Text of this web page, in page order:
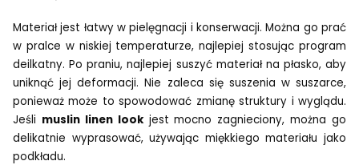
Materiał jest łatwy w pielęgnacji i konserwacji. Można go prać
w pralce w niskiej temperaturze, najlepiej stosując program
deilkatny. Po praniu, najlepiej suszyć materiał na płasko, aby
uniknąć jej deformacji. Nie zaleca się suszenia w suszarce,
ponieważ może to spowodować zmianę struktury i wyglądu.
Jeśli muslin linen lookjest mocno zagnieciony, można go
delikatnie wyprasować, używając miękkiego materiału jako
podkładu.